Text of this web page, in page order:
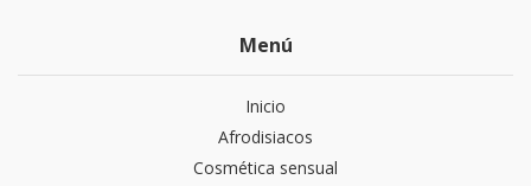
Menú
Inicio
Afrodisiacos
Cosmética sensual